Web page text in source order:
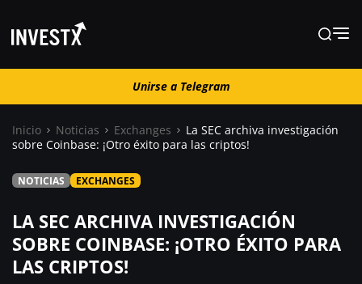
Unirse a Telegram
Guías
Trading
Unirse a Telegram
Inicio Noticias Exchanges
La SEC archiva investigación
sobre Coinbase: ¡Otro éxito para las criptos!
NOTICIAS EXCHANGES
LA SEC ARCHIVA INVESTIGACIÓN
SOBRE COINBASE: ¡OTRO ÉXITO PARA
LAS CRIPTOS!